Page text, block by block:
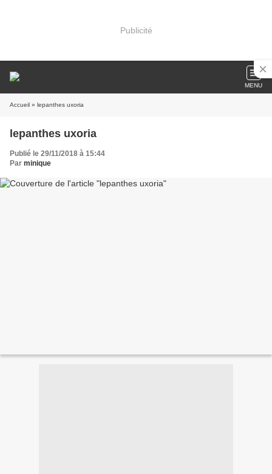
Publicité
MENU
Accueil » lepanthes uxoria
lepanthes uxoria
Publié le 29/11/2018 à 15:44
Par minique